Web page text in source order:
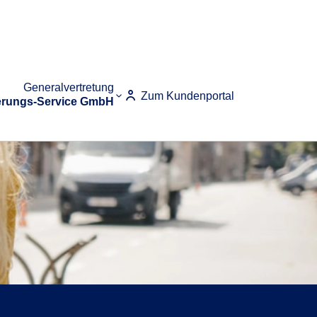
Generalvertretung
Service GmbH
Zum Kundenportal